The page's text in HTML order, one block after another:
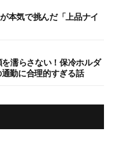
本気で挑んだ「上品ナイ
を濡らさない！保冷ホルダ
勤に合理的すぎる話